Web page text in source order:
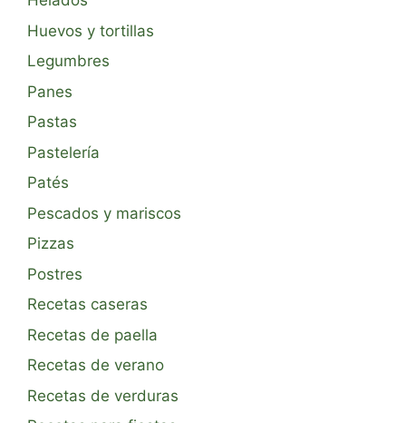
Huevos y tortillas
Legumbres
Panes
Pastas
Pastelería
Patés
Pescados y mariscos
Pizzas
Postres
Recetas caseras
Recetas de paella
Recetas de verano
Recetas de verduras